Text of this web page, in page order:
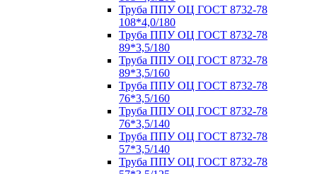
Труба ППУ ОЦ ГОСТ 8732-78
108*4,0/180
Труба ППУ ОЦ ГОСТ 8732-78
89*3,5/180
Труба ППУ ОЦ ГОСТ 8732-78
89*3,5/160
Труба ППУ ОЦ ГОСТ 8732-78
76*3,5/160
Труба ППУ ОЦ ГОСТ 8732-78
76*3,5/140
Труба ППУ ОЦ ГОСТ 8732-78
57*3,5/140
Труба ППУ ОЦ ГОСТ 8732-78